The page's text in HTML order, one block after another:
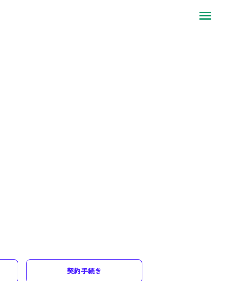
契約手続き